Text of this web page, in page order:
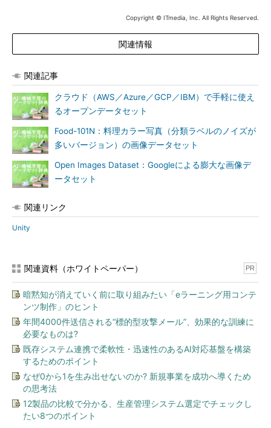
Copyright © ITmedia, Inc. All Rights Reserved.
関連情報
関連記事
クラウド（AWS／Azure／GCP／IBM）で手軽に使え
るオープンデータセット
Food-101N：料理カラー写真（分類ラベルのノイズが
多いバージョン）の画像データセット
Open Images Dataset：Googleによる膨大な画像デ
ータセット
関連リンク
Unity
関連資料（ホワイトペーパー） PR
暗黙知が消えていく前に取り組みたい「eラーニング用コンテ
ンツ制作」のヒント
年間4000件送信される“標的型攻撃メール”、効果的な訓練に
必要なものは?
既存システム連携で柔軟性・迅速性のあるAI対応基盤を構築
するためのポイント
なぜ0から1を生み出せないのか? 新規事業を成功へ導くため
の思考法
12製品の比較で分かる、生産管理システム選定でチェックし
たい8つのポイント